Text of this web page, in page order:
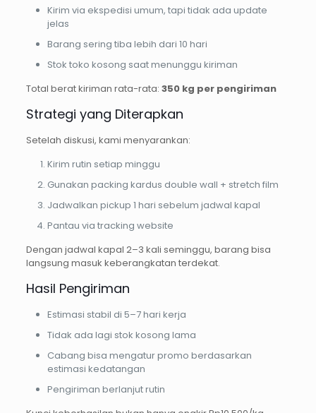
Kirim via ekspedisi umum, tapi tidak ada update
jelas
Barang sering tiba lebih dari 10 hari
Stok toko kosong saat menunggu kiriman
Total berat kiriman rata-rata: 350 kg per pengiriman
Strategi yang Diterapkan
Setelah diskusi, kami menyarankan:
Kirim rutin setiap minggu
Gunakan packing kardus double wall + stretch film
Jadwalkan pickup 1 hari sebelum jadwal kapal
Pantau via tracking website
Dengan jadwal kapal 2–3 kali seminggu, barang bisa
langsung masuk keberangkatan terdekat.
Hasil Pengiriman
Estimasi stabil di 5–7 hari kerja
Tidak ada lagi stok kosong lama
Cabang bisa mengatur promo berdasarkan
estimasi kedatangan
Pengiriman berlanjut rutin